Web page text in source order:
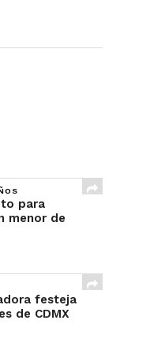
para
menor de
festeja
de CDMX